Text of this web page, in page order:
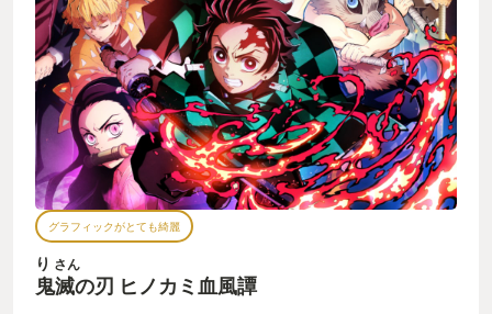
グラフィックがとても綺麗
り さん
鬼滅の刃 ヒノカミ血風譚